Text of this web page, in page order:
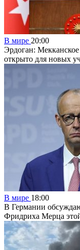
В мире 20:00
Эрдоган:
открыто для новых
В мире 18:00
В Германии
Фридриха Мерца